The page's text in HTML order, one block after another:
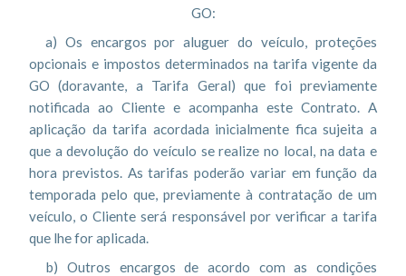
GO:
a) Os encargos por aluguer do veículo, proteções
opcionais e impostos determinados na tarifa vigente da
GO (doravante, a Tarifa Geral) que foi previamente
notificada ao Cliente e acompanha este Contrato. A
aplicação da tarifa acordada inicialmente fica sujeita a
que a devolução do veículo se realize no local, na data e
hora previstos. As tarifas poderão variar em função da
temporada pelo que, previamente à contratação de um
veículo, o Cliente será responsável por verificar a tarifa
que lhe for aplicada.
b) Outros encargos de acordo com as condições